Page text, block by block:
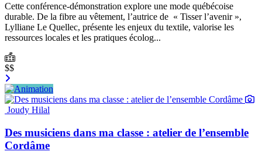
Cette conférence-démonstration explore une mode québécoise
durable. De la fibre au vêtement, l’autrice de « Tisser l’avenir »,
Lylliane Le Quellec, présente les enjeux du textile, valorise les
ressources locales et les pratiques écolog...
$$
Joudy Hilal
Des musiciens dans ma classe : atelier de l’ensemble
Cordâme